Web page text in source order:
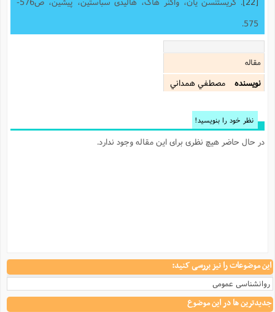
575.
مقاله
نویسنده
مصطفي همداني
نظر خود را بنویسید!
در حال حاضر هیچ نظری برای این مقاله وجود ندارد.
این موضوعات را نیز بررسی کنید:
روانشناسی عمومی
جدیدترین ها در این موضوع